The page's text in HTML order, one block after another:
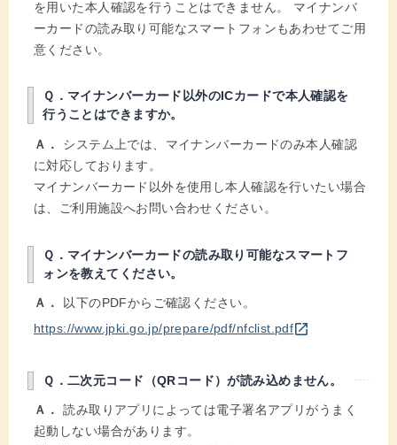
を用いた本人確認を行うことはできません。 マイナンバ
ーカードの読み取り可能なスマートフォンもあわせてご用
意ください。
Ｑ．マイナンバーカード以外のICカードで本人確認を
行うことはできますか。
Ａ．
システム上では、マイナンバーカードのみ本人確認
に対応しております。
マイナンバーカード以外を使用し本人確認を行いたい場合
は、ご利用施設へお問い合わせください。
Ｑ．マイナンバーカードの読み取り可能なスマートフ
ォンを教えてください。
Ａ．
以下のPDFからご確認ください。
https://www.jpki.go.jp/prepare/pdf/nfclist.pdfopen_in_new
Ｑ．二次元コード（QRコード）が読み込めません。
Ａ．
読み取りアプリによっては電子署名アプリがうまく
起動しない場合があります。